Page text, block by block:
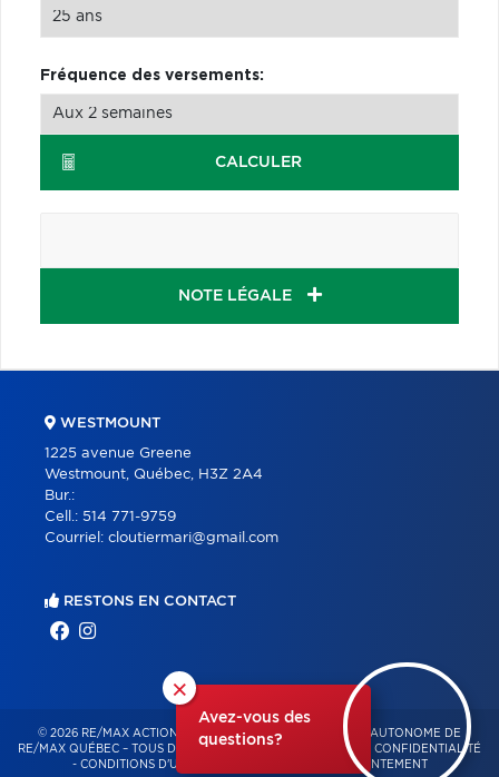
Fréquence des versements:
CALCULER
NOTE LÉGALE
×
Avez-vous des
questions?
WESTMOUNT
1225 avenue Greene
Westmount, Québec, H3Z 2A4
Bur.:
Cell.: 514 771-9759
Courriel: cloutiermari@gmail.com
RESTONS EN CONTACT
© 2026 RE/MAX ACTION – FRANCHISÉ INDÉPENDANT ET AUTONOME DE
RE/MAX QUÉBEC – TOUS DROITS RÉSERVÉS -
POLITIQUE DE CONFIDENTIALITÉ
- CONDITIONS D'UTILISATION GESTION DU CONSENTEMENT